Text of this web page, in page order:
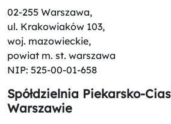
02-255 Warszawa,
ul. Krakowiaków 103,
woj. mazowieckie,
powiat m. st. warszawa
NIP: 525-00-01-658
Spółdzielnia Piekarsko-
Warszawie